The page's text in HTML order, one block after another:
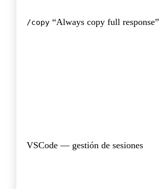
/copy “Always copy full response”
VSCode — gestión de sesiones